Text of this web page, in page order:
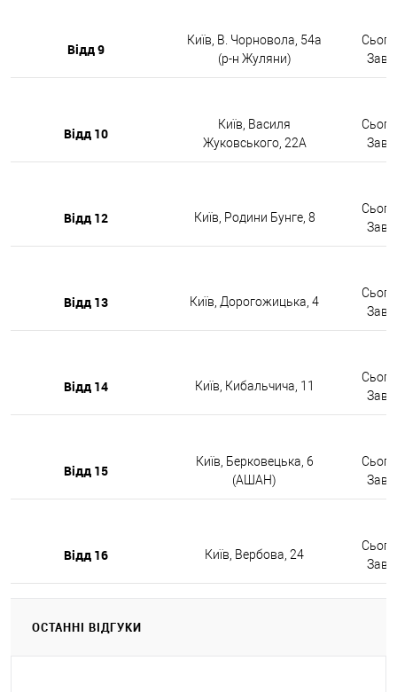
Відд 9
Київ, В. Чорновола, 54а
(р-н Жуляни)
Відд 10
Київ, Василя
Жуковського, 22А
Відд 12 Київ, Родини Бунге, 8
Відд 13 Київ, Дорогожицька, 4
Відд 14 Київ, Кибальчича, 11
Відд 15
Київ, Берковецька, 6
(АШАН)
Відд 16 Київ, Вербова, 24
ОСТАННІ ВІДГУКИ